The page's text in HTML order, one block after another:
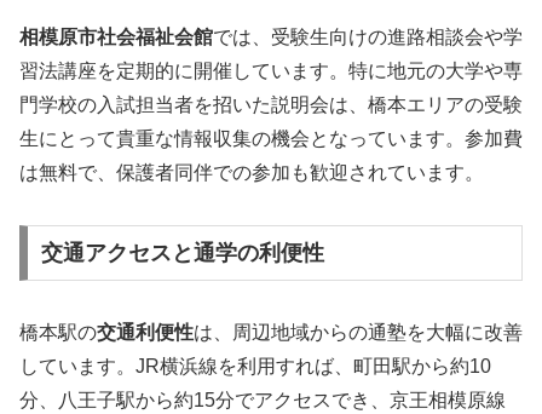
相模原市社会福祉会館では、受験生向けの進路相談会や学
習法講座を定期的に開催しています。特に地元の大学や専
門学校の入試担当者を招いた説明会は、橋本エリアの受験
生にとって貴重な情報収集の機会となっています。参加費
は無料で、保護者同伴での参加も歓迎されています。
交通アクセスと通学の利便性
橋本駅の交通利便性は、周辺地域からの通塾を大幅に改善
しています。JR横浜線を利用すれば、町田駅から約10
分、八王子駅から約15分でアクセスでき、京王相模原線